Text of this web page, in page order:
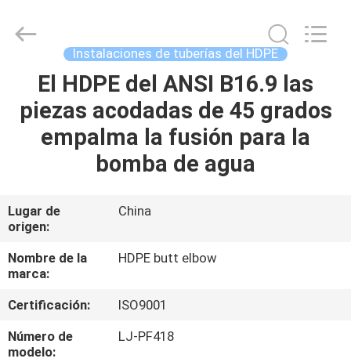
HOGAR
PRODUCTOS
NOSOTROS
VIAJE
DE
LA
FÁBRICA
tubería
industrialsteelpipefittings.com.
Instalaciones de tuberías del HDPE
El HDPE del ANSI B16.9 las
piezas acodadas de 45 grados
empalma la fusión para la
bomba de agua
Lugar de
origen:
China
Nombre de la
marca:
HDPE butt elbow
Certificación:
ISO9001
Número de
modelo:
LJ-PF418